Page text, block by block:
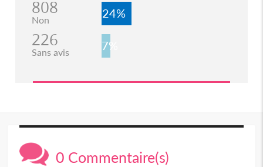
808
Non 24%
226
Sans avis 7%
0 Commentaire(s)